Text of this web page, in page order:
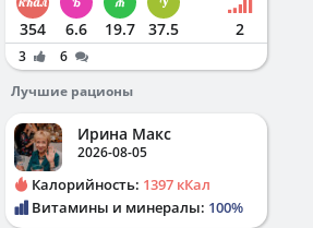
354 6.6 19.7 37.5 2
3
6
Лучшие рационы
Ирина Макс
2026-08-05
Калорийность: 1397 кКал
Витамины и минералы: 100%